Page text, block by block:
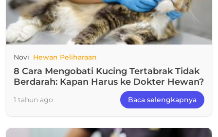
Novi Hewan Peliharaan
8 Cara Mengobati Kucing Tertabrak Tidak
Berdarah: Kapan Harus ke Dokter Hewan?
1 tahun ago Baca selengkapnya